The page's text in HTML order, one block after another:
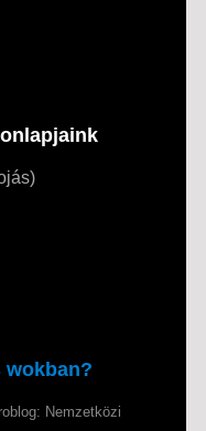
wokban?
Nemzetközi